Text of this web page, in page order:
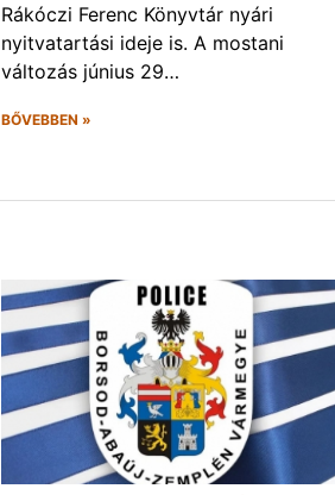
Rákóczi Ferenc Könyvtár nyári
nyitvatartási ideje is. A mostani
változás június 29…
BŐVEBBEN »